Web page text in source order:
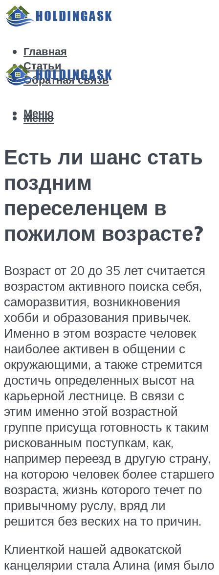
Главная
Статьи
Обратная связь
Меню
Меню
Есть ли шанс стать
поздним
переселенцем в
пожилом возрасте?
Возраст от 20 до 35 лет считается
возрастом активного поиска себя,
саморазвития, возникновения
хобби и образования привычек.
Именно в этом возрасте человек
наиболее активен в общении с
окружающими, а также стремится
достичь определенных высот на
карьерной лестнице. В связи с
этим именно этой возрастной
группе присуща готовность к таким
рискованным поступкам, как,
например переезд в другую страну,
на которою человек более старшего
возраста, жизнь которого течет по
привычному руслу, вряд ли
решится без веских на то причин.
Клиенткой нашей адвокатской
канцелярии стала Алина (имя было